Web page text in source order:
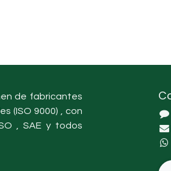
de fabricantes
(ISO 9000) , con
, SAE y todos